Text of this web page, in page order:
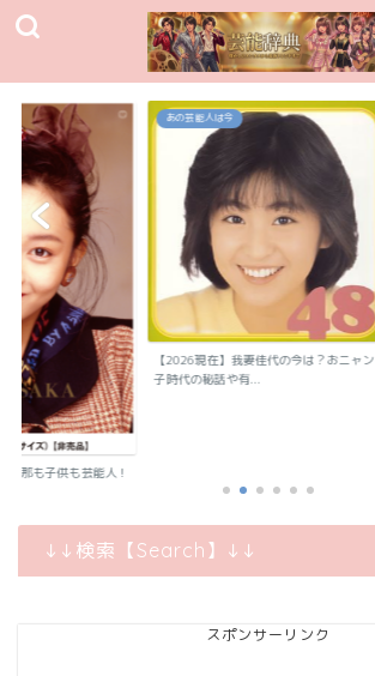
旦那も子供も芸能人！
あの芸能人は今
【2026現在】我妻佳代の今は？おニャン
子時代の秘話や有...
↓↓検索【Search】↓↓
スポンサーリンク